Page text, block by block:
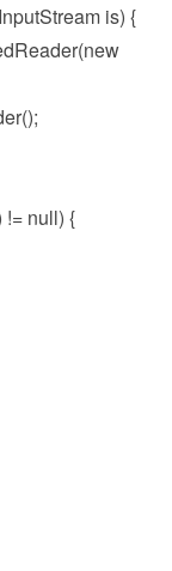
is) {
null) {